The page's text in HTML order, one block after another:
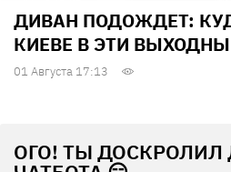
ДИВАН ПОДОЖДЕТ:
КИЕВЕ В ЭТИ
01 Августа 17:13
ОГО! ТЫ ДОСКРОЛИЛ